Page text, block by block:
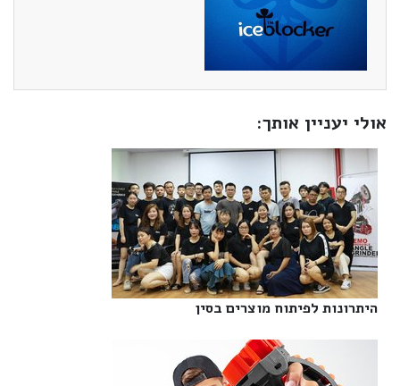
אולי יעניין אותך:
היתרונות לפיתוח מוצרים בסין‎